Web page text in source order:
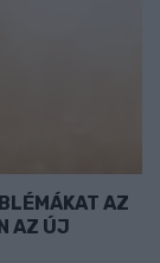
AZ
AZ ÚJ